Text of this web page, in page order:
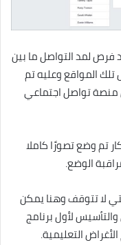
فرص لمد التواصل ما بين
تلك المواقع وعليه تم
منصة تواصل اجتماعي
تم وضع تصورًا كاملا
الوضع.
لا تتوقف وهنا يمكن
لأول برنامج
التعليمية.